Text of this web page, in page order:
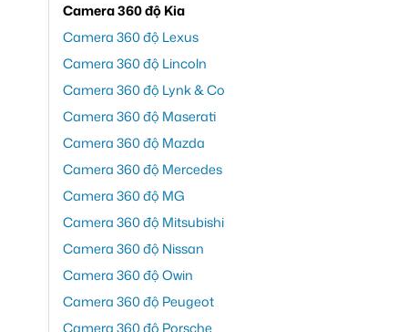
Camera 360 độ Kia
Camera 360 độ Lexus
Camera 360 độ Lincoln
Camera 360 độ Lynk & Co
Camera 360 độ Maserati
Camera 360 độ Mazda
Camera 360 độ Mercedes
Camera 360 độ MG
Camera 360 độ Mitsubishi
Camera 360 độ Nissan
Camera 360 độ Owin
Camera 360 độ Peugeot